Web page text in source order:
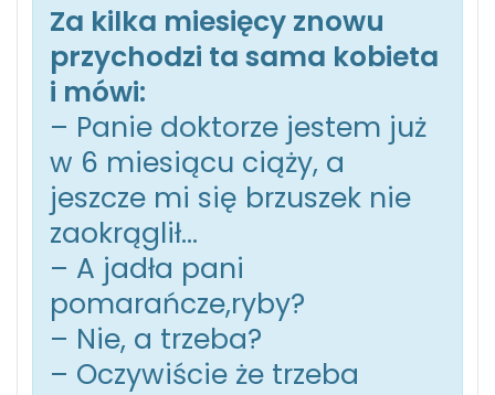
Za kilka miesięcy znowu
przychodzi ta sama kobieta
i mówi:
– Panie doktorze jestem już
w 6 miesiącu ciąży, a
jeszcze mi się brzuszek nie
zaokrąglił…
– A jadła pani
pomarańcze,ryby?
– Nie, a trzeba?
– Oczywiście że trzeba